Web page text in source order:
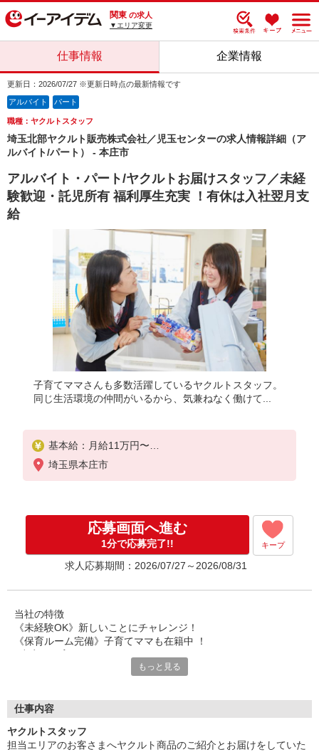
関東 の求人
▼エリア変更
仕事情報 企業情報
更新日：2026/07/27 ※更新日時点の最新情報です
アルバイト パート
職種：ヤクルトスタッフ
埼玉北部ヤクルト販売株式会社／児玉センターの求人情報詳細（ア
ルバイト/パート） - 本庄市
アルバイト・パート/ヤクルトお届けスタッフ／未経
験歓迎・託児所有 福利厚生充実 ！有休は入社翌月支
給
子育てママさんも多数活躍しているヤクルトスタッフ。
同じ生活環境の仲間がいるから、気兼ねなく働けて...
基本給：月給11万円〜
固定残業代なし
賞与あり
全員に一律で支払われる通勤・皆勤・家族手当金額 :
全員に一律で支払われるその他手当金額 : なし
＼選べる働き方／ライフスタイルに合わせて働ける
・家族と仕事を大切に働きたい
・子どもが小さいから週4で働きたい
・ライフスタイルに合った収入が欲しい
今のあなたに合った最適の働き方を見つけてくださ
い。
※扶養範囲タイプもOK勤務スタイルはご相談くださ
※詳細は備考欄へ
埼玉県本庄市
応募画面へ進む
1分で応募完了!! キープ
求人応募期間：2026/07/27～2026/08/31
当社の特徴
《未経験OK》新しいことにチャレンジ！
《保育ルーム完備》子育てママも在籍中 ！
●家庭優先で働きやすさ抜群◎
《自社雇用》ヤクルトスタッフとしては珍しい自社雇用
《いつでも職場見学可能》
もっと見る
仕事内容
ヤクルトスタッフ
担当エリアのお客さまへヤクルト商品のご紹介とお届けをしていた